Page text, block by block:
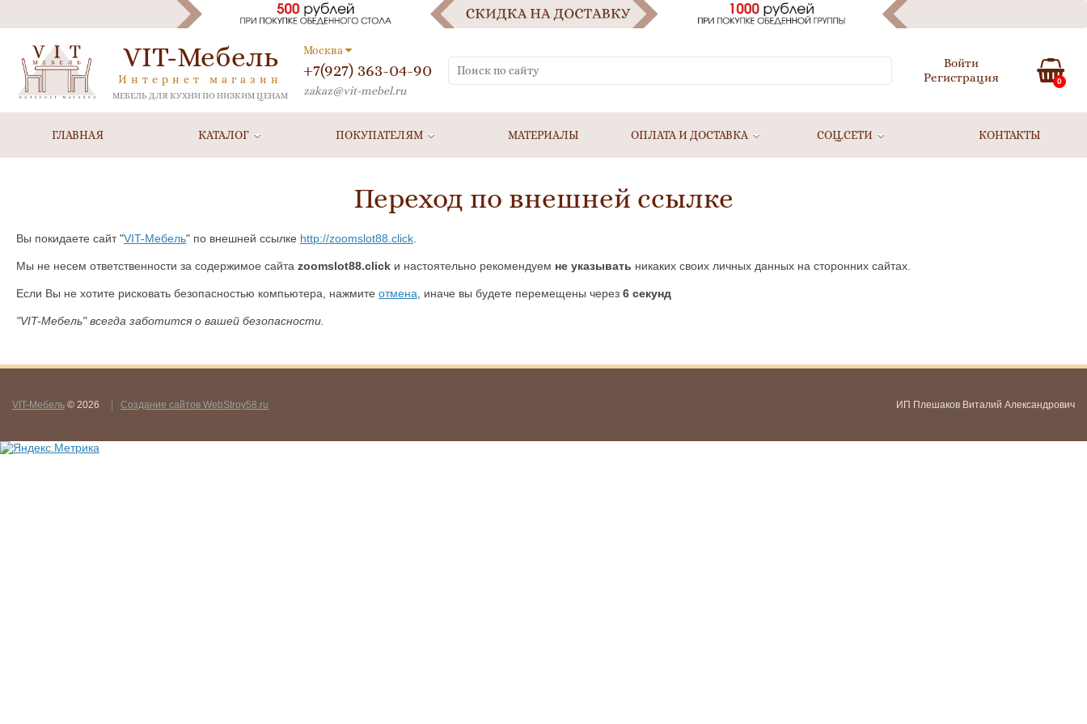
VIT-Мебель
Интернет магазин
МЕБЕЛЬ ДЛЯ КУХНИ ПО НИЗКИМ ЦЕНАМ
Москва
+7(927) 363-04-90
zakaz@vit-mebel.ru
Войти
Регистрация
0
ГЛАВНАЯ КАТАЛОГ ПОКУПАТЕЛЯМ МАТЕРИАЛЫ ОПЛАТА И ДОСТАВКА СОЦ.СЕТИ КОНТАКТЫ
Переход по внешней ссылке
Вы покидаете сайт "VIT-Мебель" по внешней ссылке http://zoomslot88.click
Мы не несем ответственности за содержимое сайта zoomslot88.click и настоятельно рекомендуем не указывать никаких своих личных данных на сторонних сайтах.
Если Вы не хотите рисковать безопасностью компьютера, нажмите отмена , иначе вы будете перемещены через 5 секунд
"VIT-Мебель" всегда заботится о вашей безопасности.
VIT-Мебель © 2026 Создание сайтов WebStroy58.ru ИП Плешаков Виталий Александрович